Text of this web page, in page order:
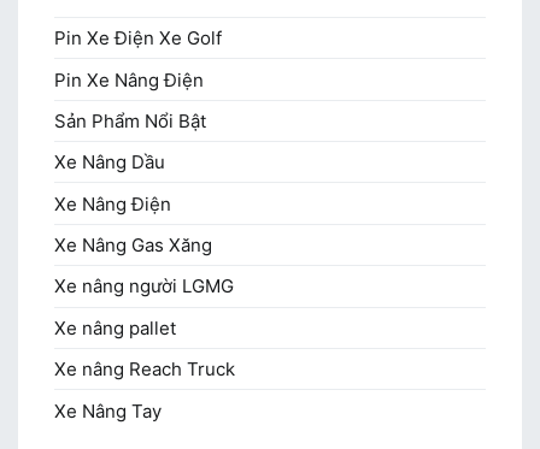
Pin Xe Điện Xe Golf
Pin Xe Nâng Điện
Sản Phẩm Nổi Bật
Xe Nâng Dầu
Xe Nâng Điện
Xe Nâng Gas Xăng
Xe nâng người LGMG
Xe nâng pallet
Xe nâng Reach Truck
Xe Nâng Tay